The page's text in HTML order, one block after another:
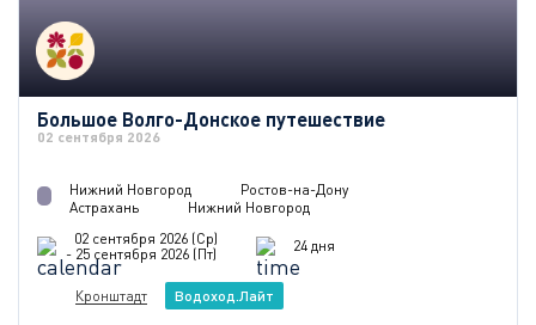
Большое Волго-Донское путешествие
02 сентября 2026
Нижний Новгород
Ростов-на-Дону
Астрахань
Нижний Новгород
02 сентября 2026 (Ср)
- 25 сентября 2026 (Пт)
24 дня
Кронштадт Водоход.Лайт